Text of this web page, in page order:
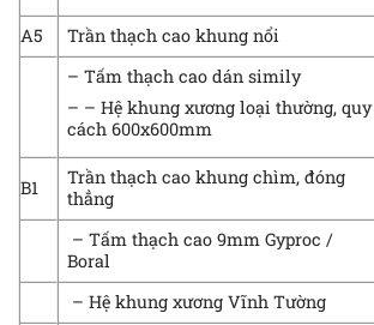
A5 Trần thạch cao khung nổi
– Tấm thạch cao dán simily
– – Hệ khung xương loại thường, quy
cách 600x600mm
B1
Trần thạch cao khung chìm, đóng
thẳng
– Tấm thạch cao 9mm Gyproc /
Boral
– Hệ khung xương Vĩnh Tường